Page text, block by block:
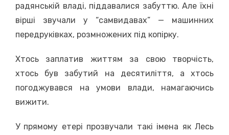
радянській владі, піддавалися забуттю. Але їхні
вірші звучали у “самвидавах” — машинних
передруківках, розмножених під копірку.
Хтось заплатив життям за свою творчість,
хтось був забутий на десятиліття, а хтось
погоджувався на умови влади, намагаючись
вижити.
У прямому етері прозвучали такі імена як Лесь